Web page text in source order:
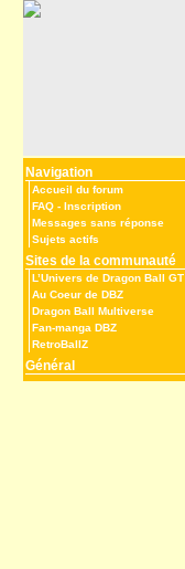
Navigation
Accueil du forum
FAQ - Inscription
Messages sans réponse
Sujets actifs
Sites de la communauté
L’Univers de Dragon Ball GT
Au Coeur de DBZ
Dragon Ball Multiverse
Fan-manga DBZ
RetroBallZ
Général